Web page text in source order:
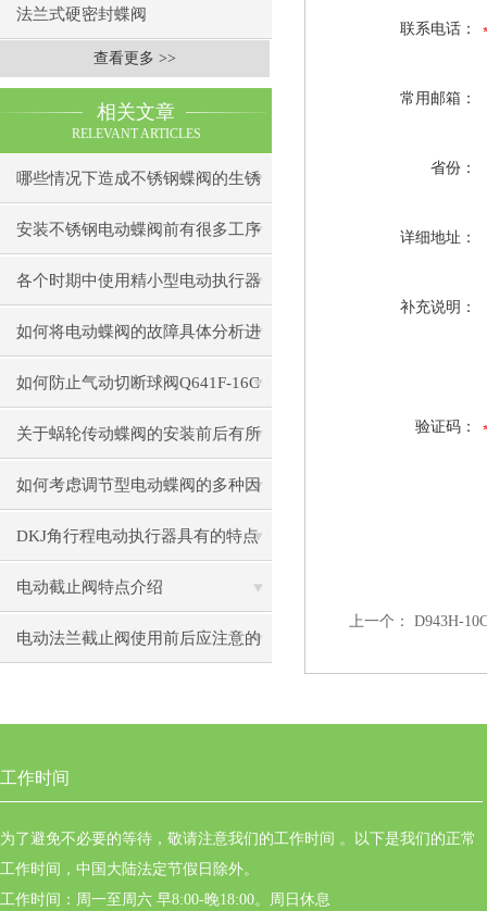
法兰式硬密封蝶阀
查看更多 >>
相关文章
RELEVANT ARTICLES
哪些情况下造成不锈钢蝶阀的生锈
安装不锈钢电动蝶阀前有很多工序
你了解几个
各个时期中使用精小型电动执行器
出现的小状况
如何将电动蝶阀的故障具体分析进
行处理
如何防止气动切断球阀Q641F-16C
阀杆泄漏
关于蜗轮传动蝶阀的安装前后有所
不同
如何考虑调节型电动蝶阀的多种因
素
DKJ角行程电动执行器具有的特点
电动截止阀特点介绍
电动法兰截止阀使用前后应注意的
联系电话：
常用邮箱：
省份：
详细地址：
补充说明：
验证码：
上一个： D943H-
工作时间
为了避免不必要的等待，敬请注意我们的工作时间 。以下是我们的正常
工作时间，中国大陆法定节假日除外。
工作时间：周一至周六 早8:00-晚18:00。周日休息